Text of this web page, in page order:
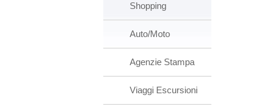
Shopping
Auto/Moto
Agenzie Stampa
Viaggi Escursioni